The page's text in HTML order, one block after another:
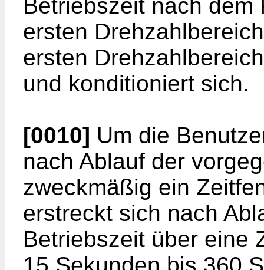
Betriebszeit nach
ersten
ersten
und konditioniert sich.
[0010] Um die
nach Ablauf der
zweckmäßig ein
erstreckt sich nach
Betriebszeit über eine